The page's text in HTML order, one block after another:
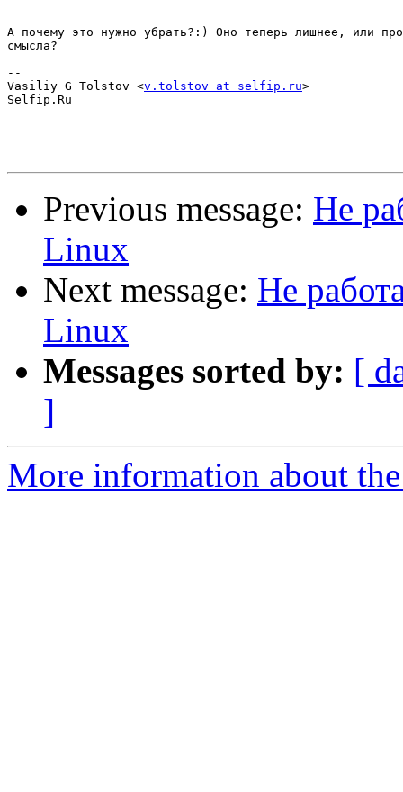
А почему это нужно убрать?:) Оно теперь лишнее, или
смысла?
--
Vasiliy G Tolstov <v.tolstov at selfip.ru>
Selfip.Ru
Previous message: Не
Linux
Next message: Не
Linux
Messages sorted by: [
]
More information about